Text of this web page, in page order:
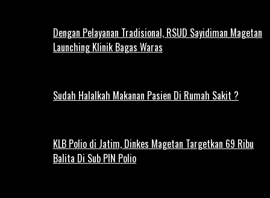
Dengan Pelayanan Tradisional, RSUD Sayidiman Magetan
Launching Klinik Bagas Waras
Sudah Halalkah Makanan Pasien Di Rumah Sakit ?
KLB Polio di Jatim, Dinkes Magetan Targetkan 69 Ribu
Balita Di Sub PIN Polio